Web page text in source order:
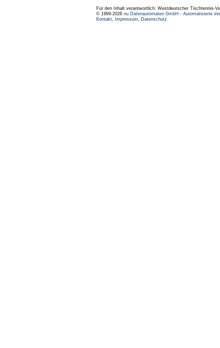
Für den Inhalt verantwortlich: Westdeutscher Tischtennis-
© 1999-2026 nu Datenautomaten GmbH - Automatisierte
Kontakt, Impressum, Datenschutz